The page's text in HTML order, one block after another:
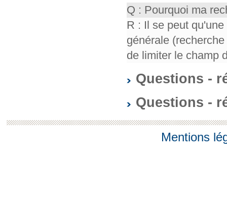
Q : Pourquoi ma
R : Il se peut
générale
de limiter le champ
Questions -
Questions -
Mentions